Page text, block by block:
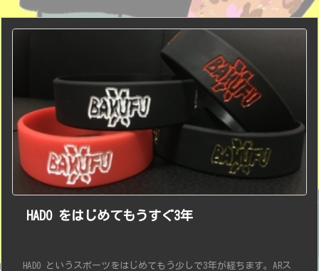

次へ
HADO をはじめてもうすぐ3年
HADO というスポーツをはじめてもう少しで3年が経ちます。ARス